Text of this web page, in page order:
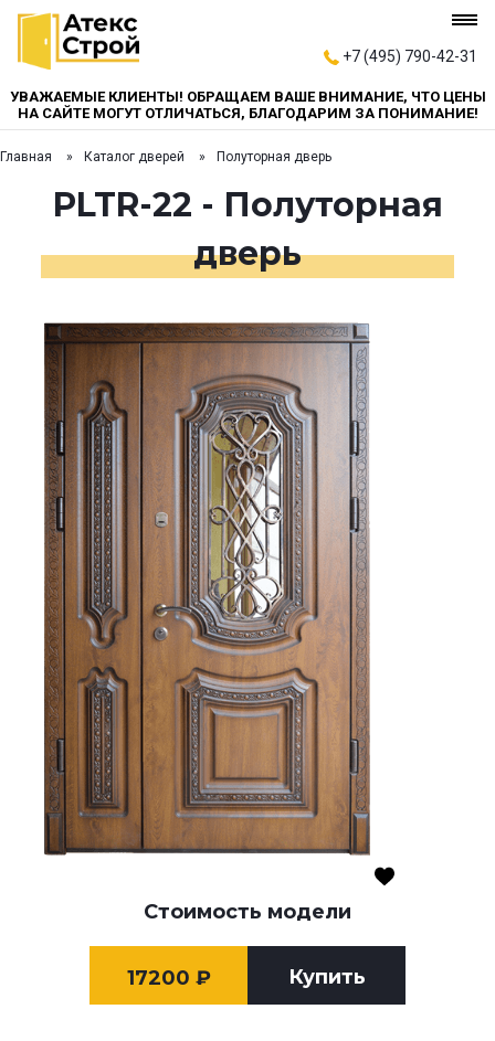
+7 (495) 790-42-31
УВАЖАЕМЫЕ КЛИЕНТЫ! ОБРАЩАЕМ ВАШЕ ВНИМАНИЕ, ЧТО ЦЕНЫ
НА САЙТЕ МОГУТ ОТЛИЧАТЬСЯ, БЛАГОДАРИМ ЗА ПОНИМАНИЕ!
Главная Каталог дверей Полуторная дверь
PLTR-22 - Полуторная
дверь
Стоимость модели
17200 ₽ Купить